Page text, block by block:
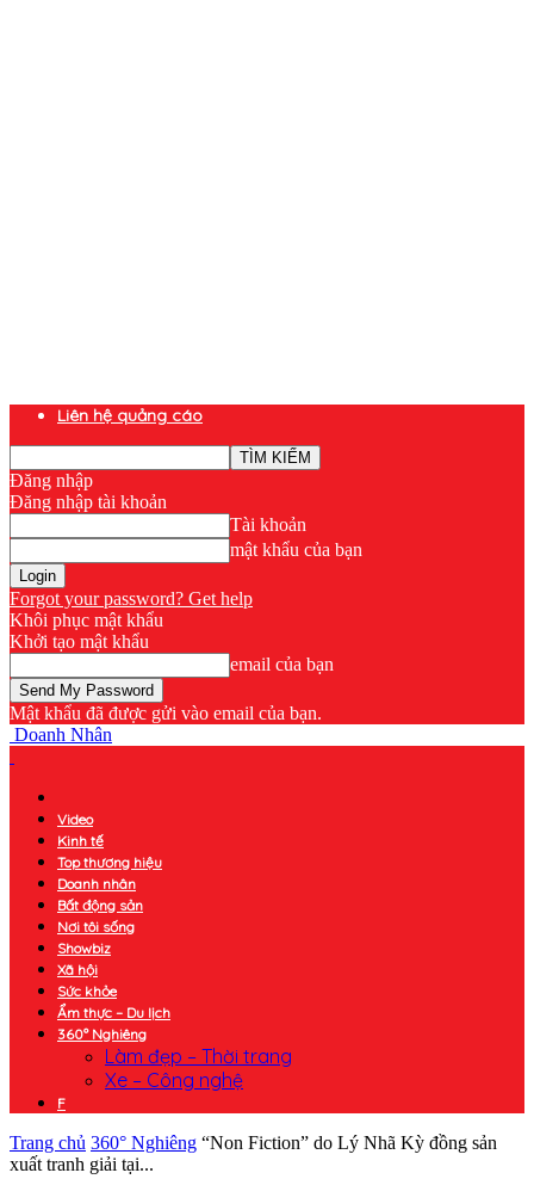
Liên hệ quảng cáo
Đăng nhập
Đăng nhập tài khoản
Tài khoản
mật khẩu của bạn
Forgot your password? Get help
Khôi phục mật khẩu
Khởi tạo mật khẩu
email của bạn
Mật khẩu đã được gửi vào email của bạn.
Doanh Nhân
Video
Kinh tế
Top thương hiệu
Doanh nhân
Bất động sản
Nơi tôi sống
Showbiz
Xã hội
Sức khỏe
Ẩm thực – Du lịch
360° Nghiêng
Làm đẹp – Thời trang
Xe – Công nghệ
F
Trang chủ 360° Nghiêng “Non Fiction” do Lý Nhã Kỳ đồng sản
xuất tranh giải tại...